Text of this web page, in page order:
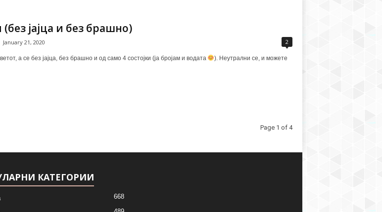
јајца и без брашно)
January 21, 2020 2
а се без јајца, без брашно и од само 4 состојки (ја бројам и водата
). Неутрални се, и можете
Page 1 of 4
КАТЕГОРИИ
668